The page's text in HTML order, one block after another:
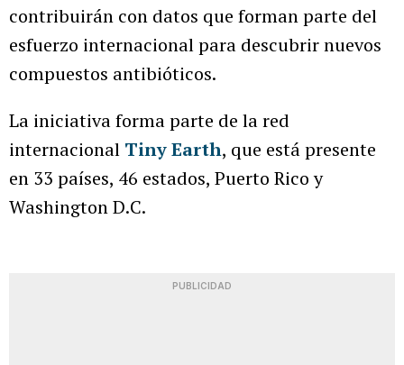
contribuirán con datos que forman parte del
esfuerzo internacional para descubrir nuevos
compuestos antibióticos.
La iniciativa forma parte de la red
internacional Tiny Earth, que está presente
en 33 países, 46 estados, Puerto Rico y
Washington D.C.
PUBLICIDAD